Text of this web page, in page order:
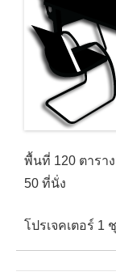
พื้นที่ 120 ตาราง
50 ที่นั่ง
โปรเจคเตอร์ 1